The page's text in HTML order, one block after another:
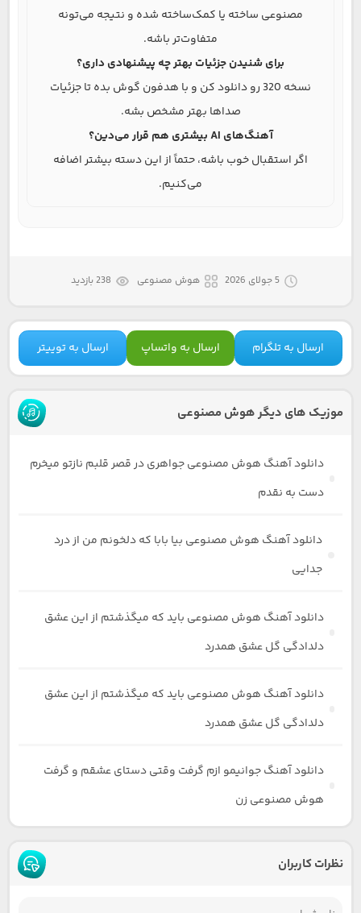
مصنوعی ساخته یا کمک‌ساخته شده و نتیجه می‌تونه
متفاوت‌تر باشه.
برای شنیدن جزئیات بهتر چه پیشنهادی داری؟
نسخه 320 رو دانلود کن و با هدفون گوش بده تا جزئیات
صداها بهتر مشخص بشه.
آهنگ‌های AI بیشتری هم قرار می‌دین؟
اگر استقبال خوب باشه، حتماً از این دسته بیشتر اضافه
می‌کنیم.
5 جولای 2026 هوش مصنوعی 238 بازدید
ارسال به تلگرام ارسال به واتساپ ارسال به توییتر
موزیک های دیگر هوش مصنوعی
دانلود آهنگ هوش مصنوعی جواهری در قصر قلبم نازتو میخرم
دست به نقدم
دانلود آهنگ هوش مصنوعی بیا بابا که دلخونم من از درد
جدایی
دانلود آهنگ هوش مصنوعی باید که میگذشتم از این عشق
دلدادگی گل عشق همدرد
دانلود آهنگ هوش مصنوعی باید که میگذشتم از این عشق
دلدادگی گل عشق همدرد
دانلود آهنگ جوانیمو ازم گرفت وقتی دستای عشقم و گرفت
هوش مصنوعی زن
نظرات کاربران